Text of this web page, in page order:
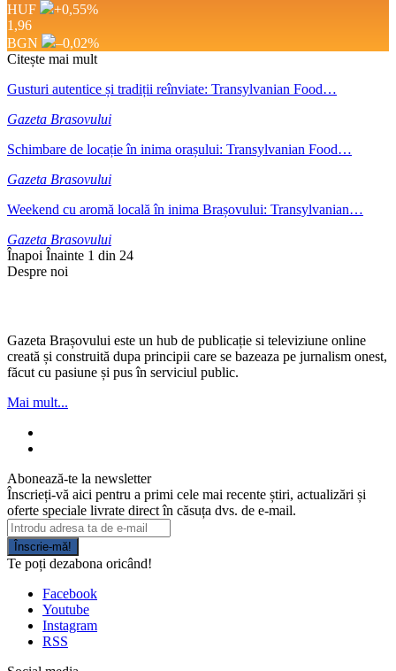
HUF
+0,55%
1,96
BGN
–0,02%
Citește mai mult
Gusturi autentice și tradiții reînviate: Transylvanian Food…
Gazeta Brasovului
Schimbare de locație în inima orașului: Transylvanian Food…
Gazeta Brasovului
Weekend cu aromă locală în inima Brașovului: Transylvanian…
Gazeta Brasovului
Înapoi Înainte 1 din 24
Despre noi
Gazeta Brașovului este un hub de publicație si televiziune online
creată și construită dupa principii care se bazeaza pe jurnalism onest,
făcut cu pasiune și pus în serviciul public.
Mai mult...
Abonează-te la newsletter
Înscrieți-vă aici pentru a primi cele mai recente știri, actualizări și
oferte speciale livrate direct în căsuța dvs. de e-mail.
Înscrie-mă!
Te poți dezabona oricând!
Facebook
Youtube
Instagram
RSS